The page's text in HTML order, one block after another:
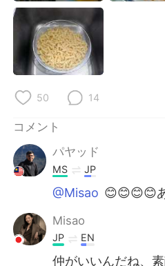
Indonesia
Türkçe
Português
50 14
コメント
パヤッド
MS JP
@Misao 😊😊😊😊
Misao
JP EN
仲がいいんだね、